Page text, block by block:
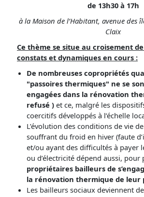
de 13h30 à 17h
à la Maison de l’Habitant, avenue des
Claix
Ce thème se situe au croisement
constats et dynamiques en cours :
De nombreuses copropriétés
"passoires thermiques" ne se
engagées dans la rénovation
refusé ) et ce, malgré les
coercitifs développés à l’échelle
L’évolution des conditions de vie
souffrant du froid en hiver (faute
et/ou ayant des difficultés à payer
ou d’électricité dépend aussi, pour
propriétaires bailleurs de
la rénovation thermique de leur
Les bailleurs sociaux deviennent